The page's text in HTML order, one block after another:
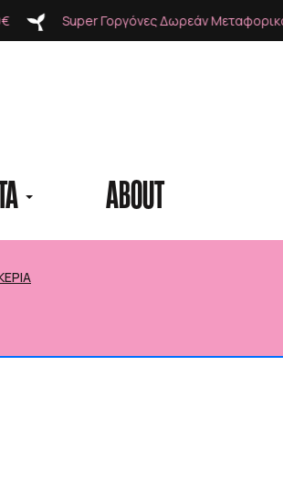
Μεταφορικά για αγορές άνω των 49€
ABOUT